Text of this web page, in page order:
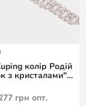
колір Родій
з кристалами"
11мм
грн опт.